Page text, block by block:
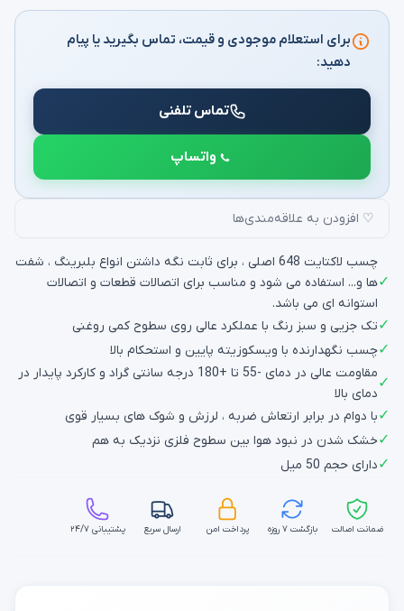
برای استعلام موجودی و قیمت، تماس بگیرید یا پیام
دهید:
تماس تلفنی
واتساپ
♡ افزودن به علاقه‌مندی‌ها
✓
چسب لاکتایت 648 اصلی ، برای ثابت نگه داشتن انواع بلبرینگ ، شفت
ها و... استفاده می شود و مناسب برای اتصالات قطعات و اتصالات
استوانه ای می باشد.
✓تک جزیی و سبز رنگ با عملکرد عالی روی سطوح کمی روغنی
✓چسب نگهدارنده با ویسکوزیته پایین و استحکام بالا
✓
مقاومت عالی در دمای -55 تا +180 درجه سانتی گراد و کارکرد پایدار در
دمای بالا
✓با دوام در برابر ارتعاش ضربه ، لرزش و شوک های بسیار قوی
✓خشک شدن در نبود هوا بین سطوح فلزی نزدیک به هم
✓دارای حجم 50 میل
ضمانت اصالت بازگشت ۷ روزه پرداخت امن ارسال سریع پشتیبانی ۲۴/۷